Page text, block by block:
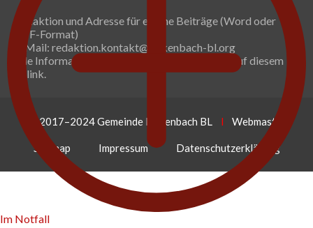
Im Notfall
Redaktion und Adresse für eigene Beiträge (Word oder
PDF-Format)
E-Mail: redaktion.kontakt@rickenbach-bl.org
Alle Informationen zur Dorfzeitung finden Sie auf diesem
>>link.
© 2017–2024 Gemeinde Rickenbach BL l Webmaster
Sitemap Impressum Datenschutzerklärung